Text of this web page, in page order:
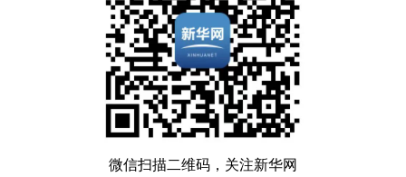
微信扫描二维码，关注新华网